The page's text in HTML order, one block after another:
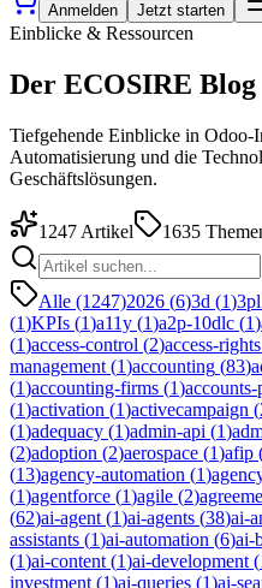
Anmelden Jetzt starten
Einblicke & Ressourcen
Der ECOSIRE Blog
Tiefgehende Einblicke in Odoo-
Automatisierung und die
Geschäftslösungen.
1247 Artikel 1635
Alle (1247)2026 (6)3d (1)3pl
(1)KPIs (1)a11y (1)a2p-10dlc (1)
(1)access-control (2)access-rights
management (1)accounting (83)
(1)accounting-firms (1)accounts-
(1)activation (1)activecampaign (
(1)adequacy (1)admin-api (1)
(2)adoption (2)aerospace (1)afip
(13)agency-automation (1)
(1)agentforce (1)agile (2)
(62)ai-agent (1)ai-agents (38)ai-
assistants (1)ai-automation (6)ai-
(1)ai-content (1)ai-development (
investment (1)ai-queries (1)ai-